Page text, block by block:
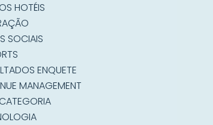
HOTÉIS
SOCIAIS
ENQUETE
MANAGEMENT